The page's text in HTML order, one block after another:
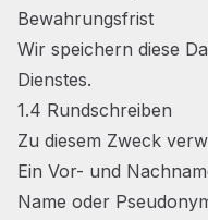
Bewahrungsfrist
Wir speichern diese
Dienstes.
1.4 Rundschreiben
Zu diesem Zweck
Ein Vor- und
Name oder